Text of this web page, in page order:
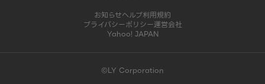
お知らせヘルプ利用規約
プライバシーポリシー運営会社
Yahoo! JAPAN
©LY Corporation